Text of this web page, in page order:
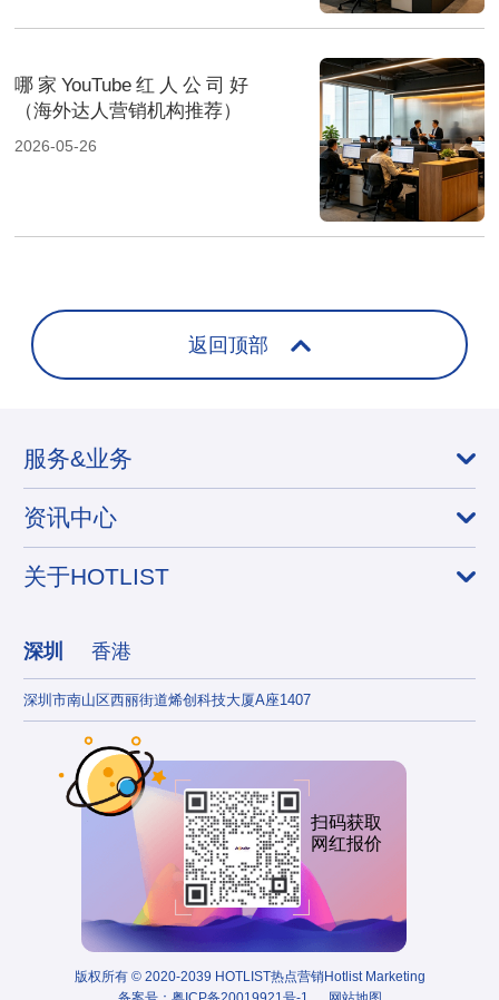
哪家YouTube红人公司好
（海外达人营销机构推荐）
2026-05-26
返回顶部
服务&业务
资讯中心
关于HOTLIST
深圳 香港
深圳市南山区西丽街道烯创科技大厦A座1407
扫码获取
网红报价
版权所有 © 2020-2039 HOTLIST热点营销Hotlist Marketing
备案号： 粤ICP备20019921号-1 网站地图